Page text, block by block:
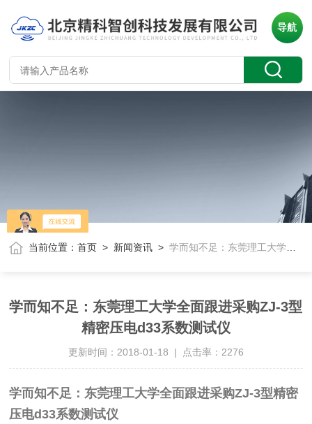
导航
当前位置：首页 > 新闻资讯 >学而知不足：东莞理工大学全面跟进采购ZJ-3型精密压电d33系数测试仪
学而知不足：东莞理工大学全面跟进采购ZJ-3型
精密压电d33系数测试仪
更新时间：2018-01-18 | 点击率：2276
学而知不足：东莞理工大学全面跟进采购ZJ-3型精密
压电d33系数测试仪